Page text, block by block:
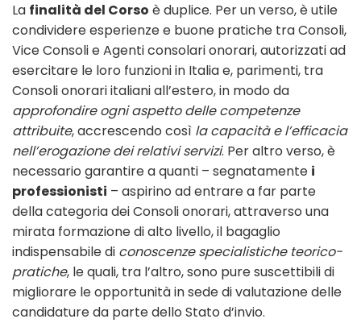
La finalità del Corso è duplice. Per un verso, è utile
condividere esperienze e buone pratiche tra Consoli,
Vice Consoli e Agenti consolari onorari, autorizzati ad
esercitare le loro funzioni in Italia e, parimenti, tra
Consoli onorari italiani all’estero, in modo da
approfondire ogni aspetto delle competenze
attribuite, accrescendo così la capacità e l’efficacia
nell’erogazione dei relativi servizi. Per altro verso, è
necessario garantire a quanti – segnatamente i
professionisti – aspirino ad entrare a far parte
della categoria dei Consoli onorari, attraverso una
mirata formazione di alto livello, il bagaglio
indispensabile di conoscenze specialistiche teorico-
pratiche, le quali, tra l’altro, sono pure suscettibili di
migliorare le opportunità in sede di valutazione delle
candidature da parte dello Stato d’invio.